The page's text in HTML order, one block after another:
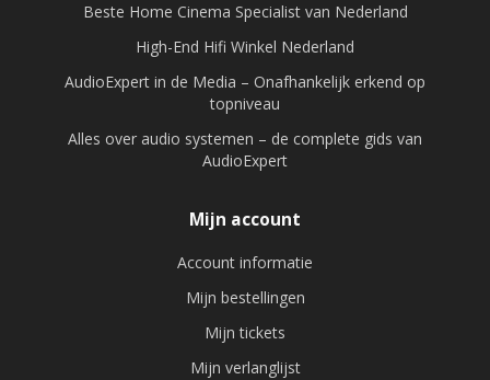
Beste Home Cinema Specialist van Nederland
High-End Hifi Winkel Nederland
AudioExpert in de Media – Onafhankelijk erkend op
topniveau
Alles over audio systemen – de complete gids van
AudioExpert
Mijn account
Account informatie
Mijn bestellingen
Mijn tickets
Mijn verlanglijst